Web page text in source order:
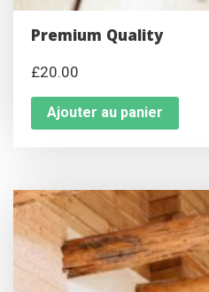
Premium Quality
£20.00
Ajouter au panier